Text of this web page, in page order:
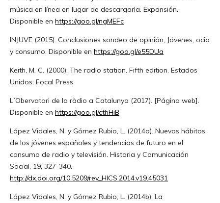
música en línea en lugar de descargarla. Expansión.
Disponible en https://goo.gl/ngMEFc
INJUVE (2015). Conclusiones sondeo de opinión, Jóvenes, ocio
y consumo. Disponible en https://goo.gl/e55DUa
Keith, M. C. (2000). The radio station. Fifth edition. Estados
Unidos: Focal Press.
L´Obervatori de la ràdio a Catalunya (2017). [Página web].
Disponible en https://goo.gl/cthHiB
López Vidales, N. y Gómez Rubio, L. (2014a). Nuevos hábitos
de los jóvenes españoles y tendencias de futuro en el
consumo de radio y televisión. Historia y Comunicación
Social, 19, 327-340.
http://dx.doi.org/10.5209/rev_HICS.2014.v19.45031
López Vidales, N. y Gómez Rubio, L. (2014b). La